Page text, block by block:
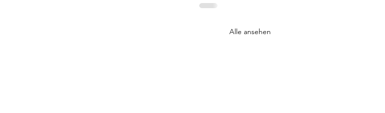
Alle ansehen